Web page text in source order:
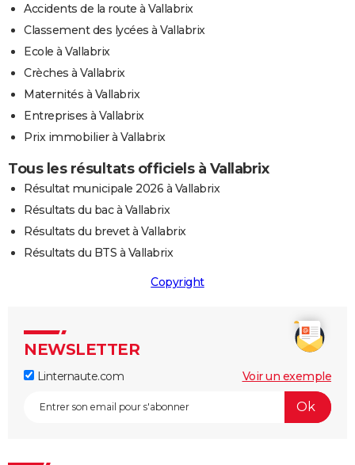
Accidents de la route à Vallabrix
Classement des lycées à Vallabrix
Ecole à Vallabrix
Crèches à Vallabrix
Maternités à Vallabrix
Entreprises à Vallabrix
Prix immobilier à Vallabrix
Tous les résultats officiels à Vallabrix
Résultat municipale 2026 à Vallabrix
Résultats du bac à Vallabrix
Résultats du brevet à Vallabrix
Résultats du BTS à Vallabrix
Copyright
NEWSLETTER
Linternaute.com Voir un exemple